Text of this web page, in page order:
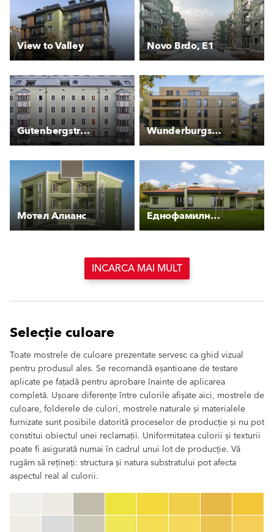
View to Valley Novo Brdo, E1
Gutenbergstraße 2 Wunderburgstraße
Мотел Алианс Еднофамилна къща, Красновски минерални бани
INCARCA MAI MULT
Selecție culoare
Toate mostrele de culoare prezentate servesc ca ghid vizual
pentru produsul ales. Se recomandă eșantioane de testare
aplicate pe fațadă pentru aprobare înainte de aplicarea
completă. Ușoare diferențe între culorile afișate aici, mostrele de
culoare, folderele de culori, mostrele naturale și materialele
furnizate sunt posibile datorită proceselor de producție și nu pot
constitui obiectul unei reclamații. Uniformitatea culorii și texturii
poate fi asigurată numai în cadrul unui lot de producție. Vă
rugăm să rețineți: structura și natura substratului pot afecta
aspectul real al culorii.